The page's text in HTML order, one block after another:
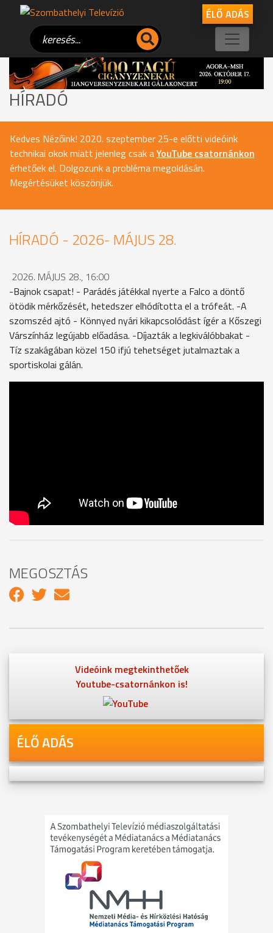
ÉLŐ ADÁS
HÍRADÓ
Kedves Nézőink! 2020. szeptember 25-e előtti videóink
technikai okok miatt jelenleg csak aYouTube csatornánkon
érhetőek el. Dolgozunk a probléma megoldásán.
Megértésüket köszönjük.
HÍRADÓ - 2026- MÁJUS 28.
2026. MÁJUS 28., 16:00
-Bajnok csapat! - Parádés játékkal nyerte a Falco a döntő
ötödik mérkőzését, hetedszer elhódította el a trófeát. -A
szomszéd ajtó - Könnyed nyári kikapcsolódást ígér a Kőszegi
Várszínház legújabb előadása. -Díjazták a legkiválóbbakat -
Tíz szakágában közel 150 ifjú tehetséget jutalmaztak a
sportiskolai gálán.
MEGOSZTÁS
Videóink megtekinthetőek
Youtube-csatornánkon is!
ÉLŐ ADÁS